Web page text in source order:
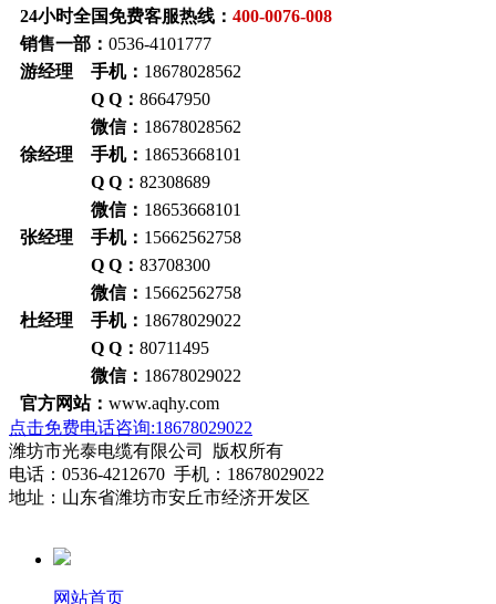
24小时全国免费客服热线： 400-0076-008
销售一部： 0536-4101777
游经理 手机： 18678028562
Q Q： 86647950
微信： 18678028562
徐经理 手机： 18653668101
Q Q： 82308689
微信： 18653668101
张经理 手机： 15662562758
Q Q： 83708300
微信： 15662562758
杜经理 手机： 18678029022
Q Q： 80711495
微信： 18678029022
官方网站： www.aqhy.com
点击免费电话咨询:18678029022
潍坊市光泰电缆有限公司 版权所有
电话：0536-4212670 手机：18678029022
地址：山东省潍坊市安丘市经济开发区
网站首页